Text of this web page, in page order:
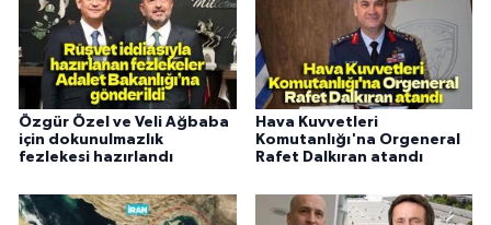
Özgür Özel ve Veli Ağbaba
için dokunulmazlık
fezlekesi hazırlandı
Hava Kuvvetleri
Komutanlığı'na Orgeneral
Rafet Dalkıran atandı